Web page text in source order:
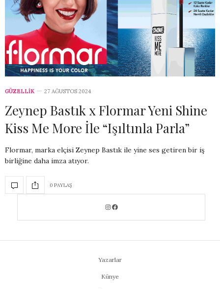
GÜZELLİK 27 AĞUSTOS 2024
Zeynep Bastık x Flormar Yeni Shine
Kiss Me More İle “Işıltınla Parla”
Flormar, marka elçisi Zeynep Bastık ile yine ses getiren bir iş
birliğine daha imza atıyor.
0 PAYLAŞ
Yazarlar
Künye